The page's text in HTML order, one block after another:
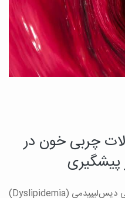
چربی خون در
پیشگیری
یافته‌های بزرگترین مطالعه ملی «بررسی دیس‌لیپیدمی (Dyslipidemia)